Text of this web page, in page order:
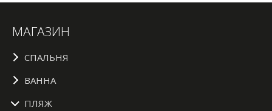
МАГАЗИН
СПАЛЬНЯ
ВАННА
ПЛЯЖ